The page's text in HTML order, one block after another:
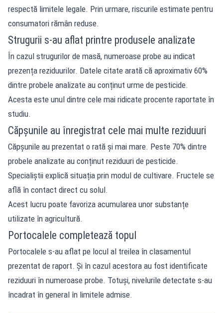
respectă limitele legale. Prin urmare, riscurile estimate pentru
consumatori rămân reduse.
Strugurii s-au aflat printre produsele analizate
În cazul strugurilor de masă, numeroase probe au indicat
prezența reziduurilor. Datele citate arată că aproximativ 60%
dintre probele analizate au conținut urme de pesticide.
Acesta este unul dintre cele mai ridicate procente raportate în
studiu.
Căpșunile au înregistrat cele mai multe reziduuri
Căpșunile au prezentat o rată și mai mare. Peste 70% dintre
probele analizate au conținut reziduuri de pesticide.
Specialiștii explică situația prin modul de cultivare. Fructele se
află în contact direct cu solul.
Acest lucru poate favoriza acumularea unor substanțe
utilizate în agricultură.
Portocalele completează topul
Portocalele s-au aflat pe locul al treilea în clasamentul
prezentat de raport. Și în cazul acestora au fost identificate
reziduuri în numeroase probe. Totuși, nivelurile detectate s-au
încadrat în general în limitele admise.